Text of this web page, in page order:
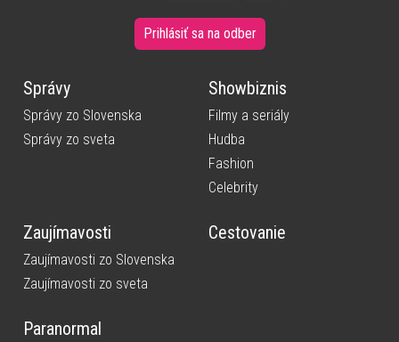
Prihlásiť sa na odber
Správy
Správy zo Slovenska
Správy zo sveta
Showbiznis
Filmy a seriály
Hudba
Fashion
Celebrity
Zaujímavosti
Zaujímavosti zo Slovenska
Zaujímavosti zo sveta
Cestovanie
Paranormal